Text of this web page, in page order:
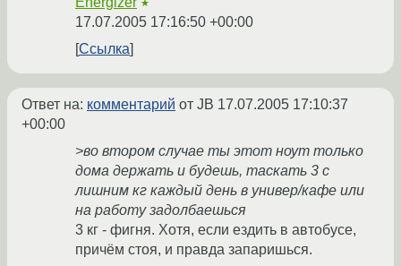
★
17.07.2005 17:16:50 +00:00
Ссылка
Ответ на: комментарий от JB 17.07.2005 17:10:37
+00:00
>во втором случае ты этот ноут только
дома держать и будешь, таскать 3 с
лишним кг каждый день в универ/кафе или
на работу задолбаешься
3 кг - фигня. Хотя, если ездить в автобусе,
причём стоя, и правда запаришься.